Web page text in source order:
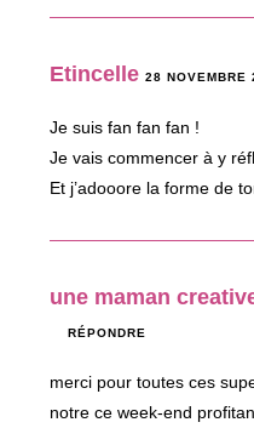
Etincelle 28 NOVEMBRE
Je suis fan fan fan !
Je vais commencer à y
Et j’adooore la forme de
une maman
RÉPONDRE
merci pour toutes ces
notre ce week-end